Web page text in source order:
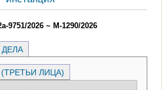
9751/2026 ~ М-1290/2026
ЛИЦА)